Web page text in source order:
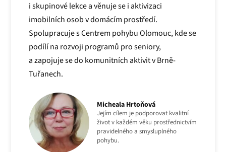
i skupinové lekce a věnuje se i aktivizaci
imobilních osob v domácím prostředí.
Spolupracuje s Centrem pohybu Olomouc, kde se
podílí na rozvoji programů pro seniory,
a zapojuje se do komunitních aktivit v Brně-
Tuřanech.
Micheala Hrtoňová
Jejím cílem je podporovat kvalitní
život v každém věku prostřednictvím
pravidelného a smysluplného
pohybu.